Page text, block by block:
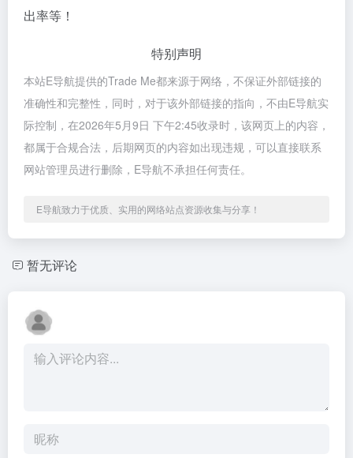
出率等！
特别声明
本站E导航提供的Trade Me都来源于网络，不保证外部链接的
准确性和完整性，同时，对于该外部链接的指向，不由E导航实
际控制，在2026年5月9日 下午2:45收录时，该网页上的内容，
都属于合规合法，后期网页的内容如出现违规，可以直接联系
网站管理员进行删除，E导航不承担任何责任。
E导航致力于优质、实用的网络站点资源收集与分享！
暂无评论